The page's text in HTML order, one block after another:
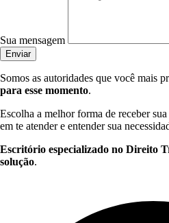
Sua mensagem
Enviar
Somos as autoridades que você mais
para esse momento.
Escolha a melhor forma de receber
em te atender e entender sua
Escritório especializado no Direito
solução.